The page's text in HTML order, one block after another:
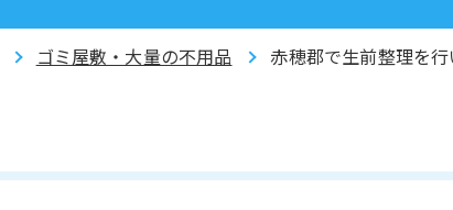
ゴミ屋敷・大量の不用品 赤穂郡で生前整理を行